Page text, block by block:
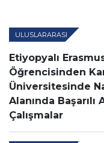
ULUSLARARASI
Etiyopyalı
Öğrencisinden
Üniversitesinde
Alanında Başarılı
Çalışmalar